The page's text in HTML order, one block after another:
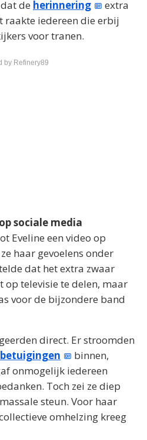
de herinnering
extra
raakte iedereen die erbij
voor tranen.
by Refinery89
sociale media
Eveline een video op
haar gevoelens onder
dat het extra zwaar
op televisie te delen, maar
voor de bijzondere band
direct. Er stroomden
binnen,
onmogelijk iedereen
Toch zei ze diep
steun. Voor haar
omhelzing kreeg